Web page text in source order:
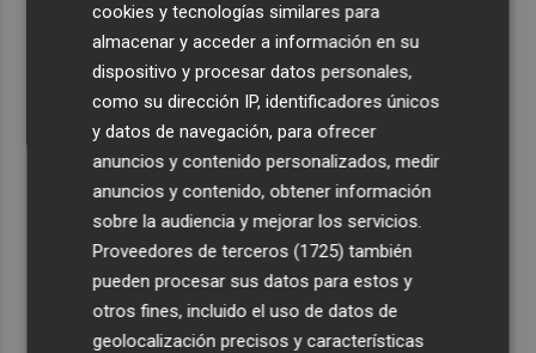
La magia de Terra Mítica se vive de noche durante el mes
de agosto con Summer Nights
Recibe toda la actualidad de
Plaza Podcast en tu correo
Quiero suscribirme
cookies y tecnologías similares para
almacenar y acceder a información en su
dispositivo y procesar datos personales,
como su dirección IP, identificadores únicos
y datos de navegación, para ofrecer
anuncios y contenido personalizados, medir
anuncios y contenido, obtener información
sobre la audiencia y mejorar los servicios.
Proveedores de terceros (1725) también
pueden procesar sus datos para estos y
otros fines, incluido el uso de datos de
geolocalización precisos y características